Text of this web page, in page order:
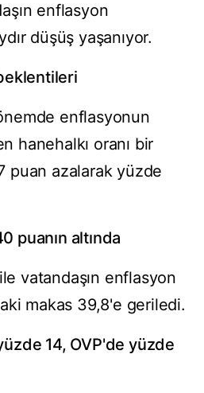
enflasyon
düşüş yaşanıyor.
enflasyonun
hanehalkı oranı bir
puan azalarak yüzde
puanın altında
ile vatandaşın enflasyon
makas 39,8'e geriledi.
14, OVP'de yüzde